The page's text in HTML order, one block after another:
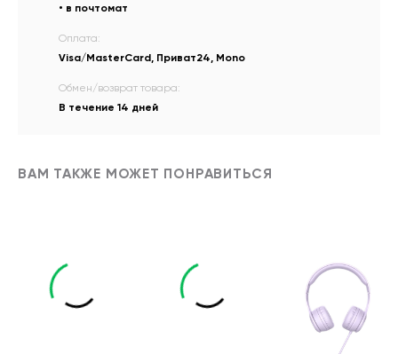
• в почтомат
Оплата:
Visa/MasterCard, Приват24, Mono
Обмен/возврат товара:
В течение 14 дней
ВАМ ТАКЖЕ МОЖЕТ ПОНРАВИТЬСЯ